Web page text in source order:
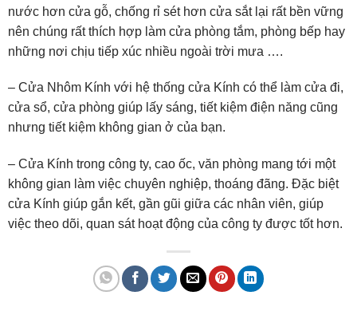
nước hơn cửa gỗ, chống rỉ sét hơn cửa sắt lại rất bền vững
nên chúng rất thích hợp làm cửa phòng tắm, phòng bếp hay
những nơi chịu tiếp xúc nhiều ngoài trời mưa ….
– Cửa Nhôm Kính với hệ thống cửa Kính có thể làm cửa đi,
cửa sổ, cửa phòng giúp lấy sáng, tiết kiệm điện năng cũng
nhưng tiết kiệm không gian ở của bạn.
– Cửa Kính trong công ty, cao ốc, văn phòng mang tới một
không gian làm việc chuyên nghiệp, thoáng đãng. Đặc biệt
cửa Kính giúp gắn kết, gần gũi giữa các nhân viên, giúp
việc theo dõi, quan sát hoạt động của công ty được tốt hơn.